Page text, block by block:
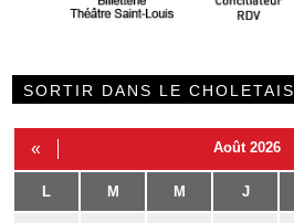
SORTIR DANS LE CHOLETAIS
« Août 2026
L M M J